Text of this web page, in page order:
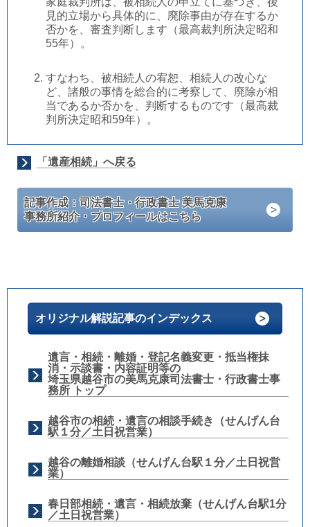
見的立場から具体的に、廃除事由が存在するか
否かを、審査判断します（最高裁判所決定昭和
55年）。
すなわち、被相続人の宥恕、相続人の改心な
ど、諸般の事情を総合的に考察して、廃除が相
当であるか否かを、判断するものです（最高裁
判所決定昭和59年）。
「遺産相続」へ戻る
記事作成：司法書士・行政書士 美馬克康
事務所紹介・プロフィールはこちら
オリジナル解説記事のインデックス
遺言・相続・離婚・登記名義変更・抵当権抹
消・示談書・内容証明等の
埼玉県越谷市の美馬克康司法書士・行政書士事
務所 トップ
越谷市の相続・遺言の相談手続き（せんげん台
駅１分／土日祝営業）
越谷の離婚相談（せんげん台駅１分／土日祝営
業）
春日部相続・遺言・相続放棄（せんげん台駅1分
／土日祝営業）